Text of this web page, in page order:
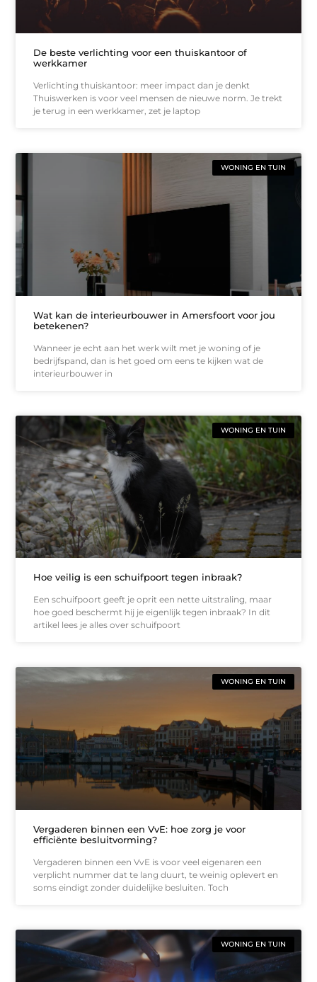
De beste verlichting voor een thuiskantoor of
werkkamer
Verlichting thuiskantoor: meer impact dan je denkt
Thuiswerken is voor veel mensen de nieuwe norm. Je trekt
je terug in een werkkamer, zet je laptop
WONING EN TUIN
Wat kan de interieurbouwer in Amersfoort voor jou
betekenen?
Wanneer je echt aan het werk wilt met je woning of je
bedrijfspand, dan is het goed om eens te kijken wat de
interieurbouwer in
WONING EN TUIN
Hoe veilig is een schuifpoort tegen inbraak?
Een schuifpoort geeft je oprit een nette uitstraling, maar
hoe goed beschermt hij je eigenlijk tegen inbraak? In dit
artikel lees je alles over schuifpoort
WONING EN TUIN
Vergaderen binnen een VvE: hoe zorg je voor
efficiënte besluitvorming?
Vergaderen binnen een VvE is voor veel eigenaren een
verplicht nummer dat te lang duurt, te weinig oplevert en
soms eindigt zonder duidelijke besluiten. Toch
WONING EN TUIN